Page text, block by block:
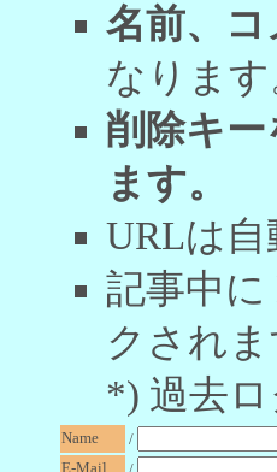
名前、
なります
削除キ
ます。
URLは
記事中
クされ
*) 過去
Name
/
E-Mail